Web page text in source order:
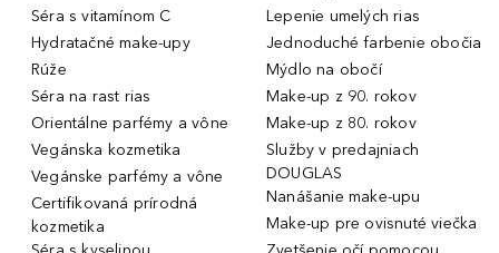
Séra s vitamínom C
Hydratačné make-upy
Rúže
Séra na rast rias
Orientálne parfémy a vône
Vegánska kozmetika
Vegánske parfémy a vône
Certifikovaná prírodná
kozmetika
Lepenie umelých rias
Jednoduché farbenie obočia
Mýdlo na obočí
Make-up z 90. rokov
Make-up z 80. rokov
Služby v predajniach
DOUGLAS
Nanášanie make-upu
Make-up pre ovisnuté viečka